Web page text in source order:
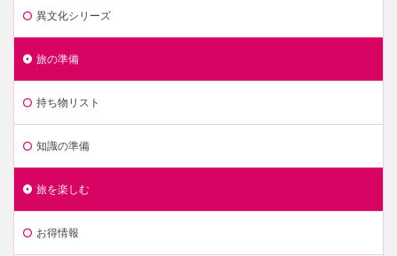
異文化シリーズ
旅の準備
持ち物リスト
知識の準備
旅を楽しむ
お得情報